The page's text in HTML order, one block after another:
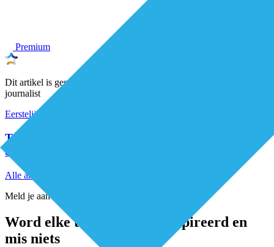
Premium
Dit artikel is geschreven door een onafhankelijke De Eerstelijns-
journalist
Eerstelijnszorg
Triageteam Positieve Gezondheid helpt patiënten en
ontlast de huisarts
Alle artikelen
Meld je aan voor de nieuwsbrief
Word elke twee weken geïnspireerd en
mis niets